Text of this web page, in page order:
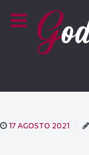
17 AGOSTO 2021